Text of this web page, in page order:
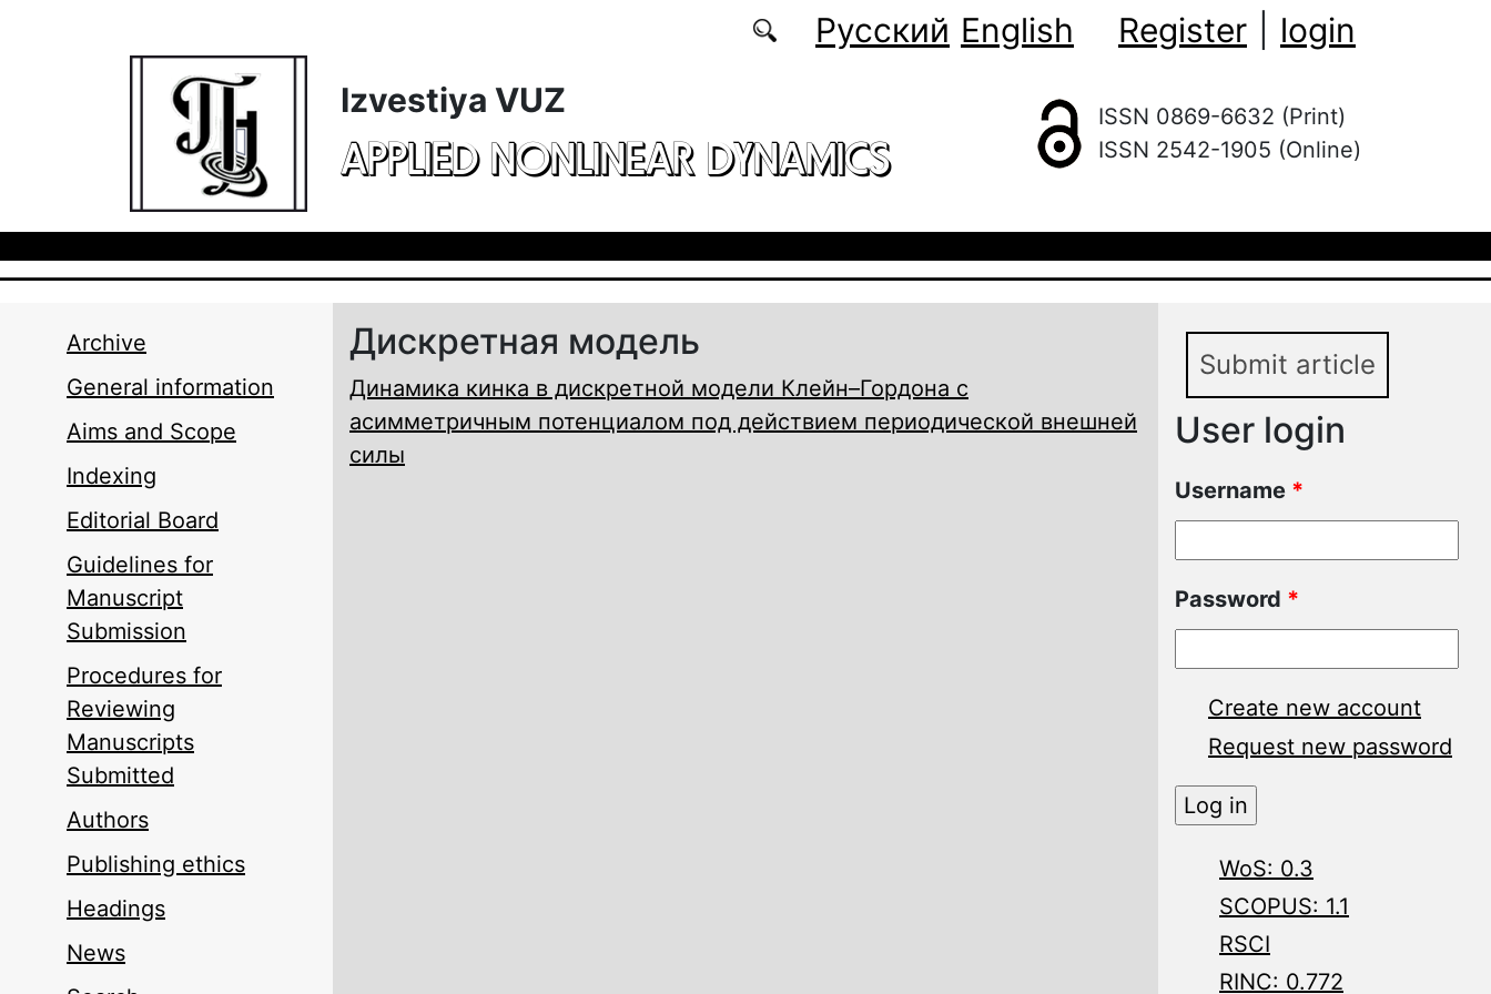
Русский English Register
login
Izvestiya VUZ
APPLIED NONLINEAR DYNAMICS
ISSN 0869-6632 (Print)
ISSN 2542-1905 (Online)
Archive
General information
Aims and Scope
Indexing
Editorial Board
Guidelines for
Manuscript
Submission
Procedures for
Reviewing
Manuscripts
Submitted
Authors
Publishing ethics
Headings
News
Дискретная модель
Динамика кинка в дискретной модели Клейн–Гордона с
асимметричным потенциалом под действием периодической внешней
силы
Submit article
User login
Username *
Password *
Create new account
Request new password
WoS: 0.3
SCOPUS: 1.1
RSCI
RINC: 0.772